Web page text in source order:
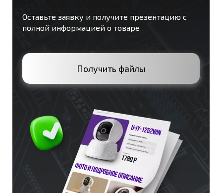
Оставьте заявку и получите презентацию с
полной информацией о товаре
Получить файлы